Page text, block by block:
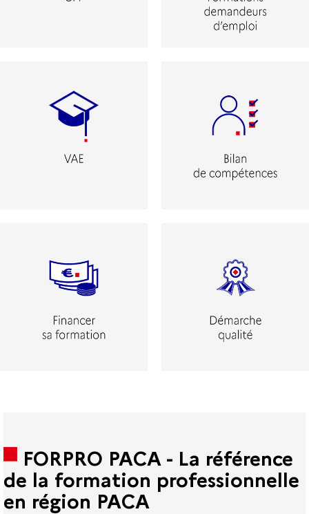
FORPRO PACA - La référence
de la formation professionnelle
en région PACA